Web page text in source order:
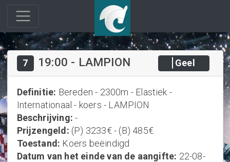
7 19:00 - LAMPION Geel
Definitie: Bereden - 2300m - Elastiek -
Internationaal - koers - LAMPION
Beschrijving: -
Prijzengeld: (P) 3233€ - (B) 485€
Toestand: Koers beëindigd
Datum van het einde van de aangifte: 22-08-